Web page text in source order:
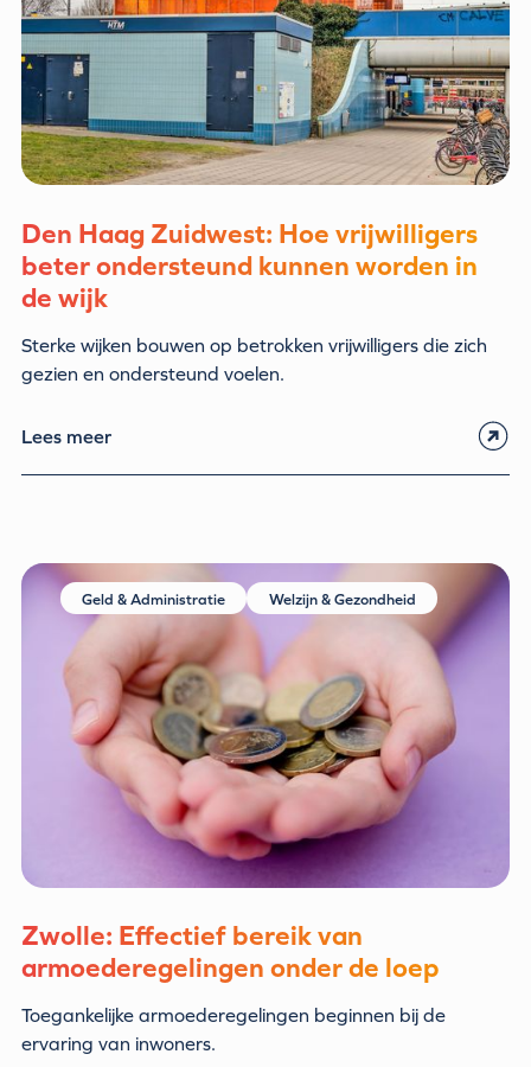
Den Haag Zuidwest: Hoe vrijwilligers
beter ondersteund kunnen worden in
de wijk
Sterke wijken bouwen op betrokken vrijwilligers die zich
gezien en ondersteund voelen.
Lees meer
Geld & Administratie Welzijn & Gezondheid
Zwolle: Effectief bereik van
armoederegelingen onder de loep
Toegankelijke armoederegelingen beginnen bij de
ervaring van inwoners.